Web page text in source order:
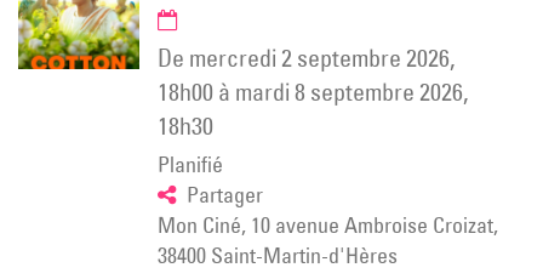
de mercredi 2 septembre 2026,
18h00 à mardi 8 septembre 2026,
18h30
Planifié
Partager
Mon Ciné, 10 avenue Ambroise Croizat,
38400 Saint-Martin-d'Hères